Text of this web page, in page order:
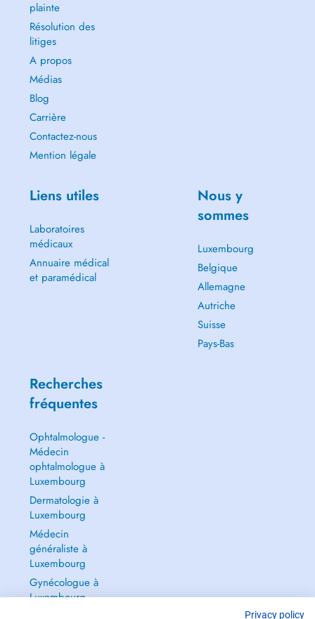
plainte
Résolution des
litiges
A propos
Médias
Blog
Carrière
Contactez-nous
Mention légale
Liens utiles
Laboratoires
médicaux
Annuaire médical
et paramédical
Nous y
sommes
Luxembourg
Belgique
Allemagne
Autriche
Suisse
Pays-Bas
Recherches
fréquentes
Ophtalmologue -
Médecin
ophtalmologue à
Luxembourg
Dermatologie à
Luxembourg
Médecin
généraliste à
Luxembourg
Gynécologue à
Luxembourg
Privacy policy